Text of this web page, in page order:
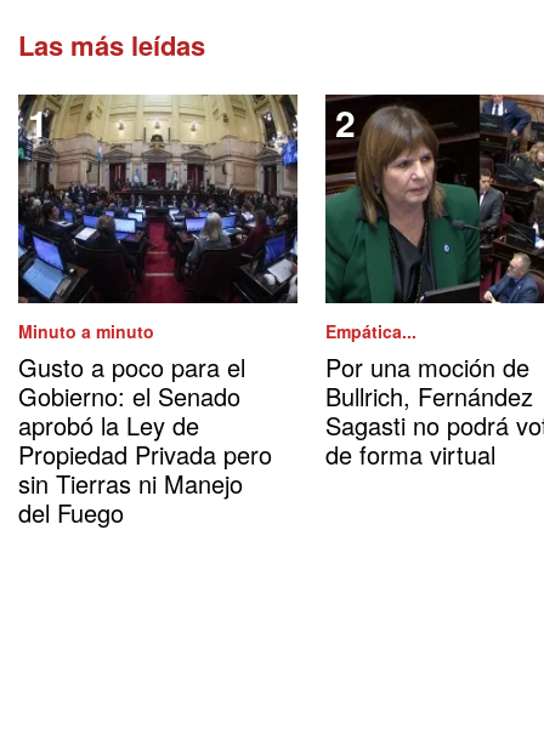
Las más leídas
Minuto a minuto
Gusto a poco para el
Gobierno: el Senado
aprobó la Ley de
Propiedad Privada pero
sin Tierras ni Manejo
del Fuego
Empática...
Por una moción de
Bullrich, Fernández
Sagasti no podrá
de forma virtual